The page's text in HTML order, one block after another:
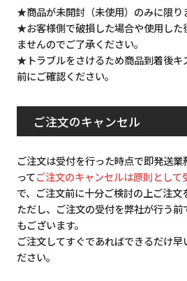
★商品が未開封（未使用）のみに限り
★お客様側で破損した場合や使用した
ませんのでご了承ください。
★トラブルをさけるため商品到着後キ
前にご確認ください。
ご注文のキャンセル
ご注文は受付を行った時点で即発送
ってご注文のキャンセルは原則として
で、ご注文前に十分ご検討の上ご注文
ただし、ご注文の受付を弊社が行う
もございます。
ご注文してすぐであればできるだけ早
ださい。